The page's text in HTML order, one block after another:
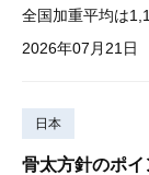
全国加重平均は
2026年07月21日
日本
骨太方針のポ